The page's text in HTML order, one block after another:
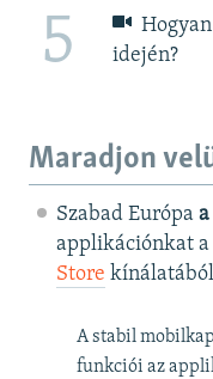
5
idején?
Maradjon
Szabad Európa
applikációnkat a
Store
A stabil
funkciói az